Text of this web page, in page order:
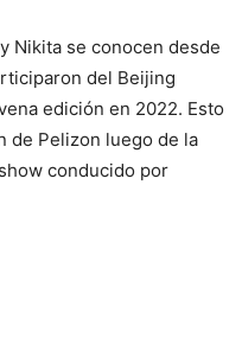
Nikita se conocen desde
del Beijing
edición en 2022. Esto
de Pelizon luego de la
conducido por